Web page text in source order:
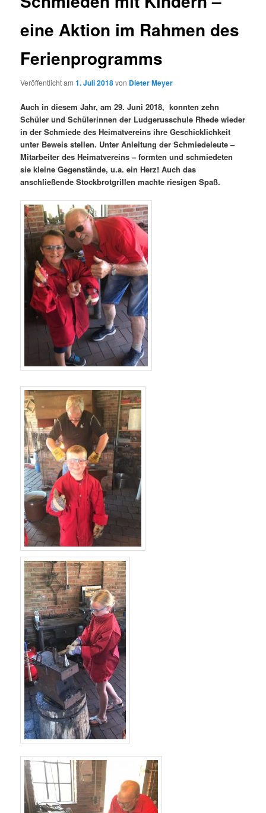
eine Aktion im Rahmen des
Ferienprogramms
Veröffentlicht am1. Juli 2018von Dieter Meyer
Auch in diesem Jahr, am 29. Juni 2018, konnten zehn
Schüler und Schülerinnen der Ludgerusschule Rhede wieder
in der Schmiede des Heimatvereins ihre Geschicklichkeit
unter Beweis stellen. Unter Anleitung der Schmiedeleute –
Mitarbeiter des Heimatvereins – formten und schmiedeten
sie kleine Gegenstände, u.a. ein Herz! Auch das
anschließende Stockbrotgrillen machte riesigen Spaß.